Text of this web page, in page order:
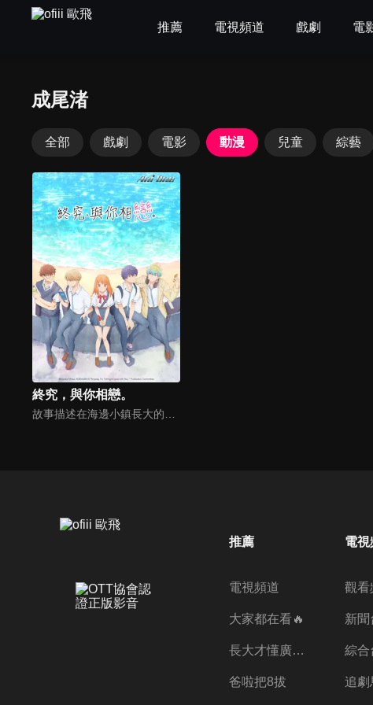
推薦 電視頻道 戲劇 電
成尾渚
全部 戲劇 電影 動漫 兒童 綜藝
終究，與你相戀。
推薦
電視頻道
大家都在看🔥
長大才懂廣志的偉大
爸啦把8拔
電視
觀看
綜合
追劇